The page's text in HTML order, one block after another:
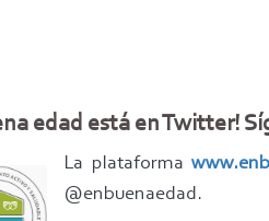
edad está en Twitter!
La plataforma
@enbuenaedad.